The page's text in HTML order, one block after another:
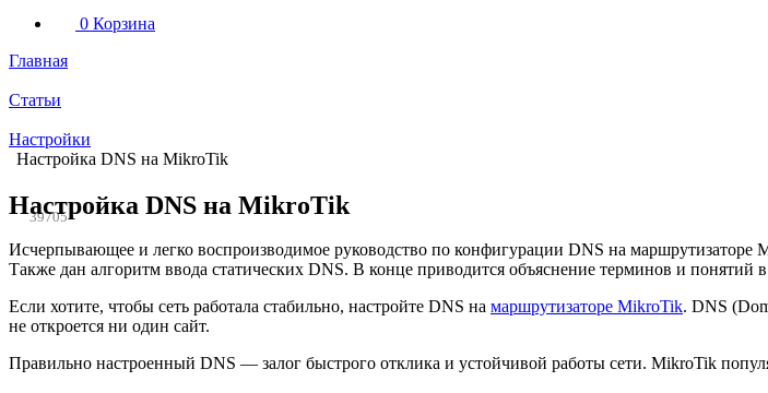
0 Корзина
Главная
Статьи
Настройки
Настройка DNS на MikroTik
Настройка DNS на MikroTik
39705
Исчерпывающее и легко воспроизводимое руководство по конфигурации DNS на маршрутизаторе
Также дан алгоритм ввода статических DNS. В конце приводится объяснение терминов и понятий
Если хотите, чтобы сеть работала стабильно, настройте DNS на маршрутизаторе MikroTik. DNS
не откроется ни один сайт.
Правильно настроенный DNS — залог быстрого отклика и устойчивой работы сети. MikroTik